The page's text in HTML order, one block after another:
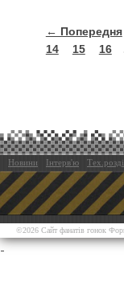
← Попередня
14
15 16
Новини Інтерв'ю
©2026 Сайт фанатів гонок